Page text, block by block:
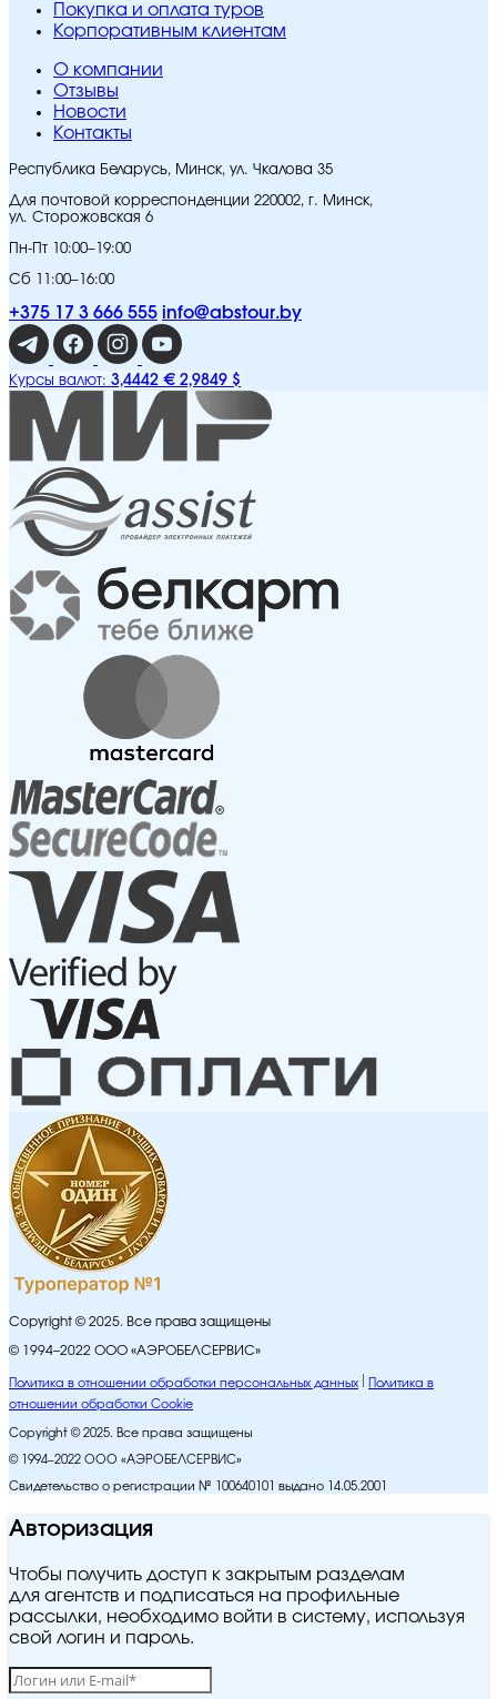
Покупка и оплата туров
Корпоративным клиентам
O компании
Отзывы
Новости
Контакты
Республика Беларусь, Минск, ул. Чкалова 35
Для почтовой корреспонденции 220002, г. Минск,
ул. Сторожовская 6
Пн-Пт 10:00–19:00
Сб 11:00–16:00
+375 17 3 666 555 info@abstour.by
Курсы валют: 3,4442 € 2,9849 $
Copyright © 2025. Все права защищены
© 1994–2022 ООО «АЭРОБЕЛСЕРВИС»
Политика в отношении обработки персональных данных
Политика в
отношении обработки Cookie
Copyright © 2025. Все права защищены
© 1994–2022 ООО «АЭРОБЕЛСЕРВИС»
Свидетельство о регистрации № 100640101 выдано 14.05.2001
Авторизация
Чтобы получить доступ к закрытым разделам
для агентств и подписаться на профильные
рассылки, необходимо войти в систему, используя
свой логин и пароль.